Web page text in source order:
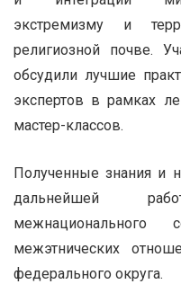
экстремизму и
религиозной почве.
обсудили лучшие
экспертов в рамках
мастер-классов.
Полученные знания и
дальнейшей
межнационального
межэтнических
федерального округа.